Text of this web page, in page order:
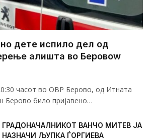
дете испило дел од
алишта во Беровоw
часот во ОВР Берово, од Итната
Берово било пријавено…
ГРАДОНАЧАЛНИКОТ ВАНЧО МИТЕВ ЈА
НАЗНАЧИ ЉУПКА ЃОРГИЕВА